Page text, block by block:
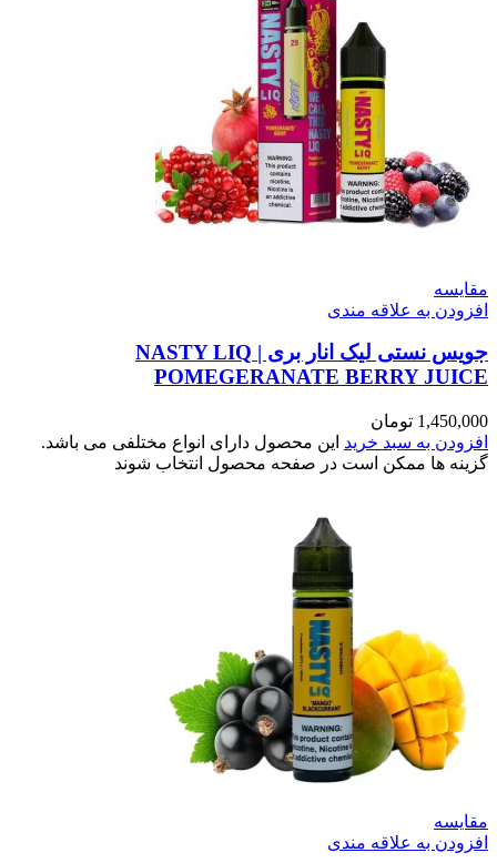
مقایسه
افزودن به علاقه مندی
جویس نستی لیک انار بری | NASTY LIQ
POMEGERANATE BERRY JUICE
1,450,000 تومان
افزودن به سبد خرید این محصول دارای انواع مختلفی می باشد.
گزینه ها ممکن است در صفحه محصول انتخاب شوند
مقایسه
افزودن به علاقه مندی